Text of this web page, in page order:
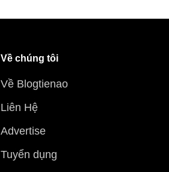
Về chúng tôi
Về Blogtienao
Liên Hệ
Advertise
Tuyển dụng